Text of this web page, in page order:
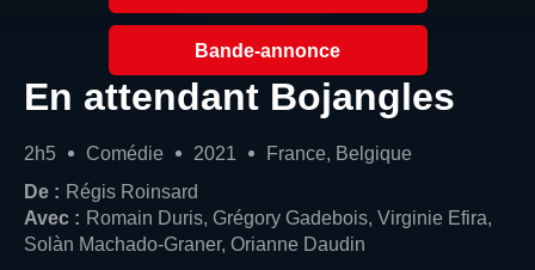
Bande-annonce
En attendant Bojangles
2h5 Comédie 2021
France, Belgique
De : Régis Roinsard
Avec : Romain Duris, Grégory Gadebois, Virginie Efira,
Solàn Machado-Graner, Orianne Daudin